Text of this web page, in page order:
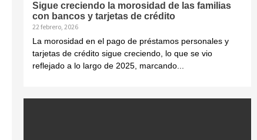
Sigue creciendo la morosidad de las familias
con bancos y tarjetas de crédito
22 febrero, 2026
La morosidad en el pago de préstamos personales y
tarjetas de crédito sigue creciendo, lo que se vio
reflejado a lo largo de 2025, marcando...